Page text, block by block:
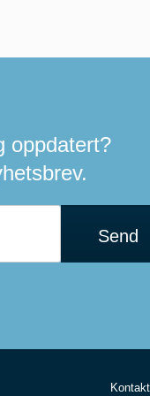
oppdatert?
Send
Kontakt